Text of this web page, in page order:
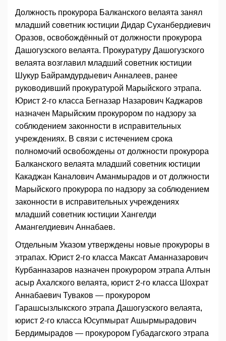
Должность прокурора Балканского велаята занял
младший советник юстиции Дидар Суханбердиевич
Оразов, освобождённый от должности прокурора
Дашогузского велаята. Прокуратуру Дашогузского
велаята возглавил младший советник юстиции
Шукур Байрамдурдыевич Анналеев, ранее
руководивший прокуратурой Марыйского этрапа.
Юрист 2-го класса Бегназар Назарович Каджаров
назначен Марыйским прокурором по надзору за
соблюдением законности в исправительных
учреждениях. В связи с истечением срока
полномочий освобождены от должности прокурора
Балканского велаята младший советник юстиции
Какаджан Каналович Аманмырадов и от должности
Марыйского прокурора по надзору за соблюдением
законности в исправительных учреждениях
младший советник юстиции Хангелди
Амангелдиевич Аннабаев.
Отдельным Указом утверждены новые прокуроры в
этрапах. Юрист 2-го класса Максат Аманназарович
Курбанназаров назначен прокурором этрапа Алтын
асыр Ахалского велаята, юрист 2-го класса Шохрат
Аннабаевич Туваков — прокурором
Гарашсызлыкского этрапа Дашогузского велаята,
юрист 2-го класса Юсупмырат Ашырмырадович
Бердимырадов — прокурором Губадагского этрапа